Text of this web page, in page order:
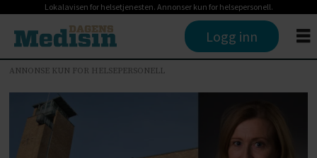
Lokalavisen for helsetjenesten. Annonser kun for helsepersonell.
Logg inn
ANNONSE KUN FOR HELSEPERSONELL